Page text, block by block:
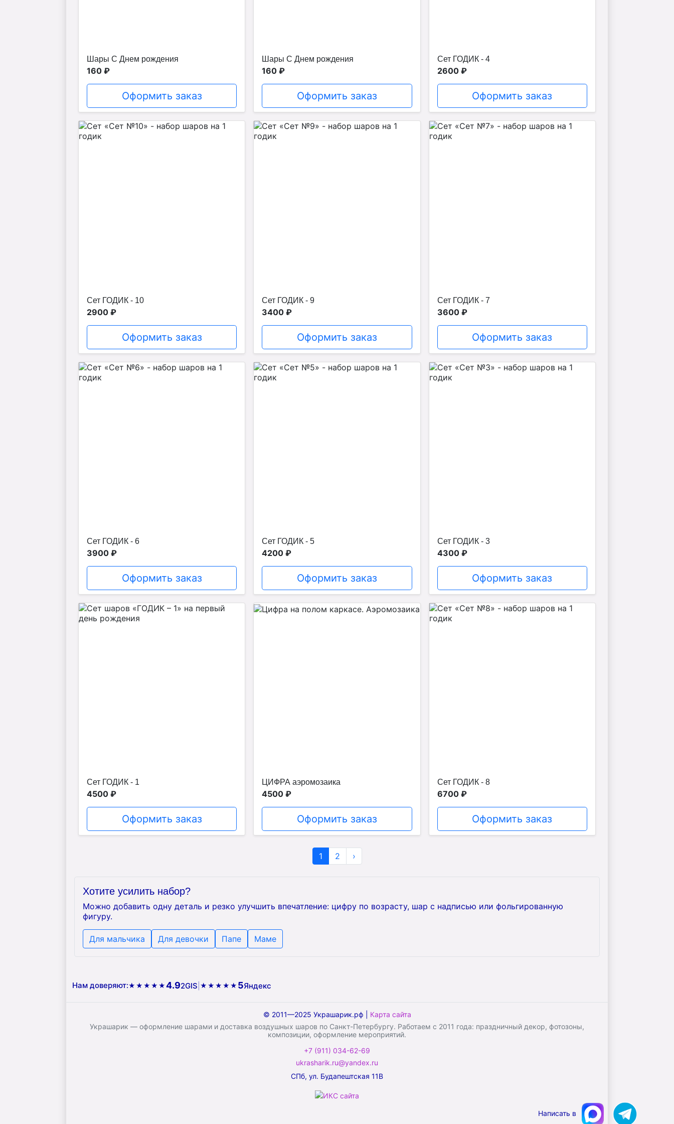
Шары С Днем рождения
160 ₽
Оформить заказ
Шары С Днем рождения
160 ₽
Оформить заказ
Сет ГОДИК - 4
2600 ₽
Оформить заказ
Сет ГОДИК - 10
2900 ₽
Оформить заказ
Сет ГОДИК - 9
3400 ₽
Оформить заказ
Сет ГОДИК - 7
3600 ₽
Оформить заказ
Сет ГОДИК - 6
3900 ₽
Оформить заказ
Сет ГОДИК - 5
4200 ₽
Оформить заказ
Сет ГОДИК - 3
4300 ₽
Оформить заказ
Сет ГОДИК - 1
4500 ₽
Оформить заказ
ЦИФРА аэромозаика
4500 ₽
Оформить заказ
Сет ГОДИК - 8
6700 ₽
Оформить заказ
1 2 ›
Хотите усилить набор?
Можно добавить одну деталь и резко улучшить впечатление: цифру по возрасту, шар с надписью или фольгированную
фигуру.
Для мальчика Для девочки Папе Маме
Нам доверяют:★★★★★4.92GIS ★★★★★ 5Яндекс
© 2011—2025 Украшарик.рф | Карта сайта
Украшарик — оформление шарами и доставка воздушных шаров по Санкт-Петербургу. Работаем с 2011 года: праздничный декор, фотозоны,
композиции, оформление мероприятий.
+7 (911) 034-62-69
ukrasharik.ru@yandex.ru
СПб, ул. Будапештская 11В
Написать в